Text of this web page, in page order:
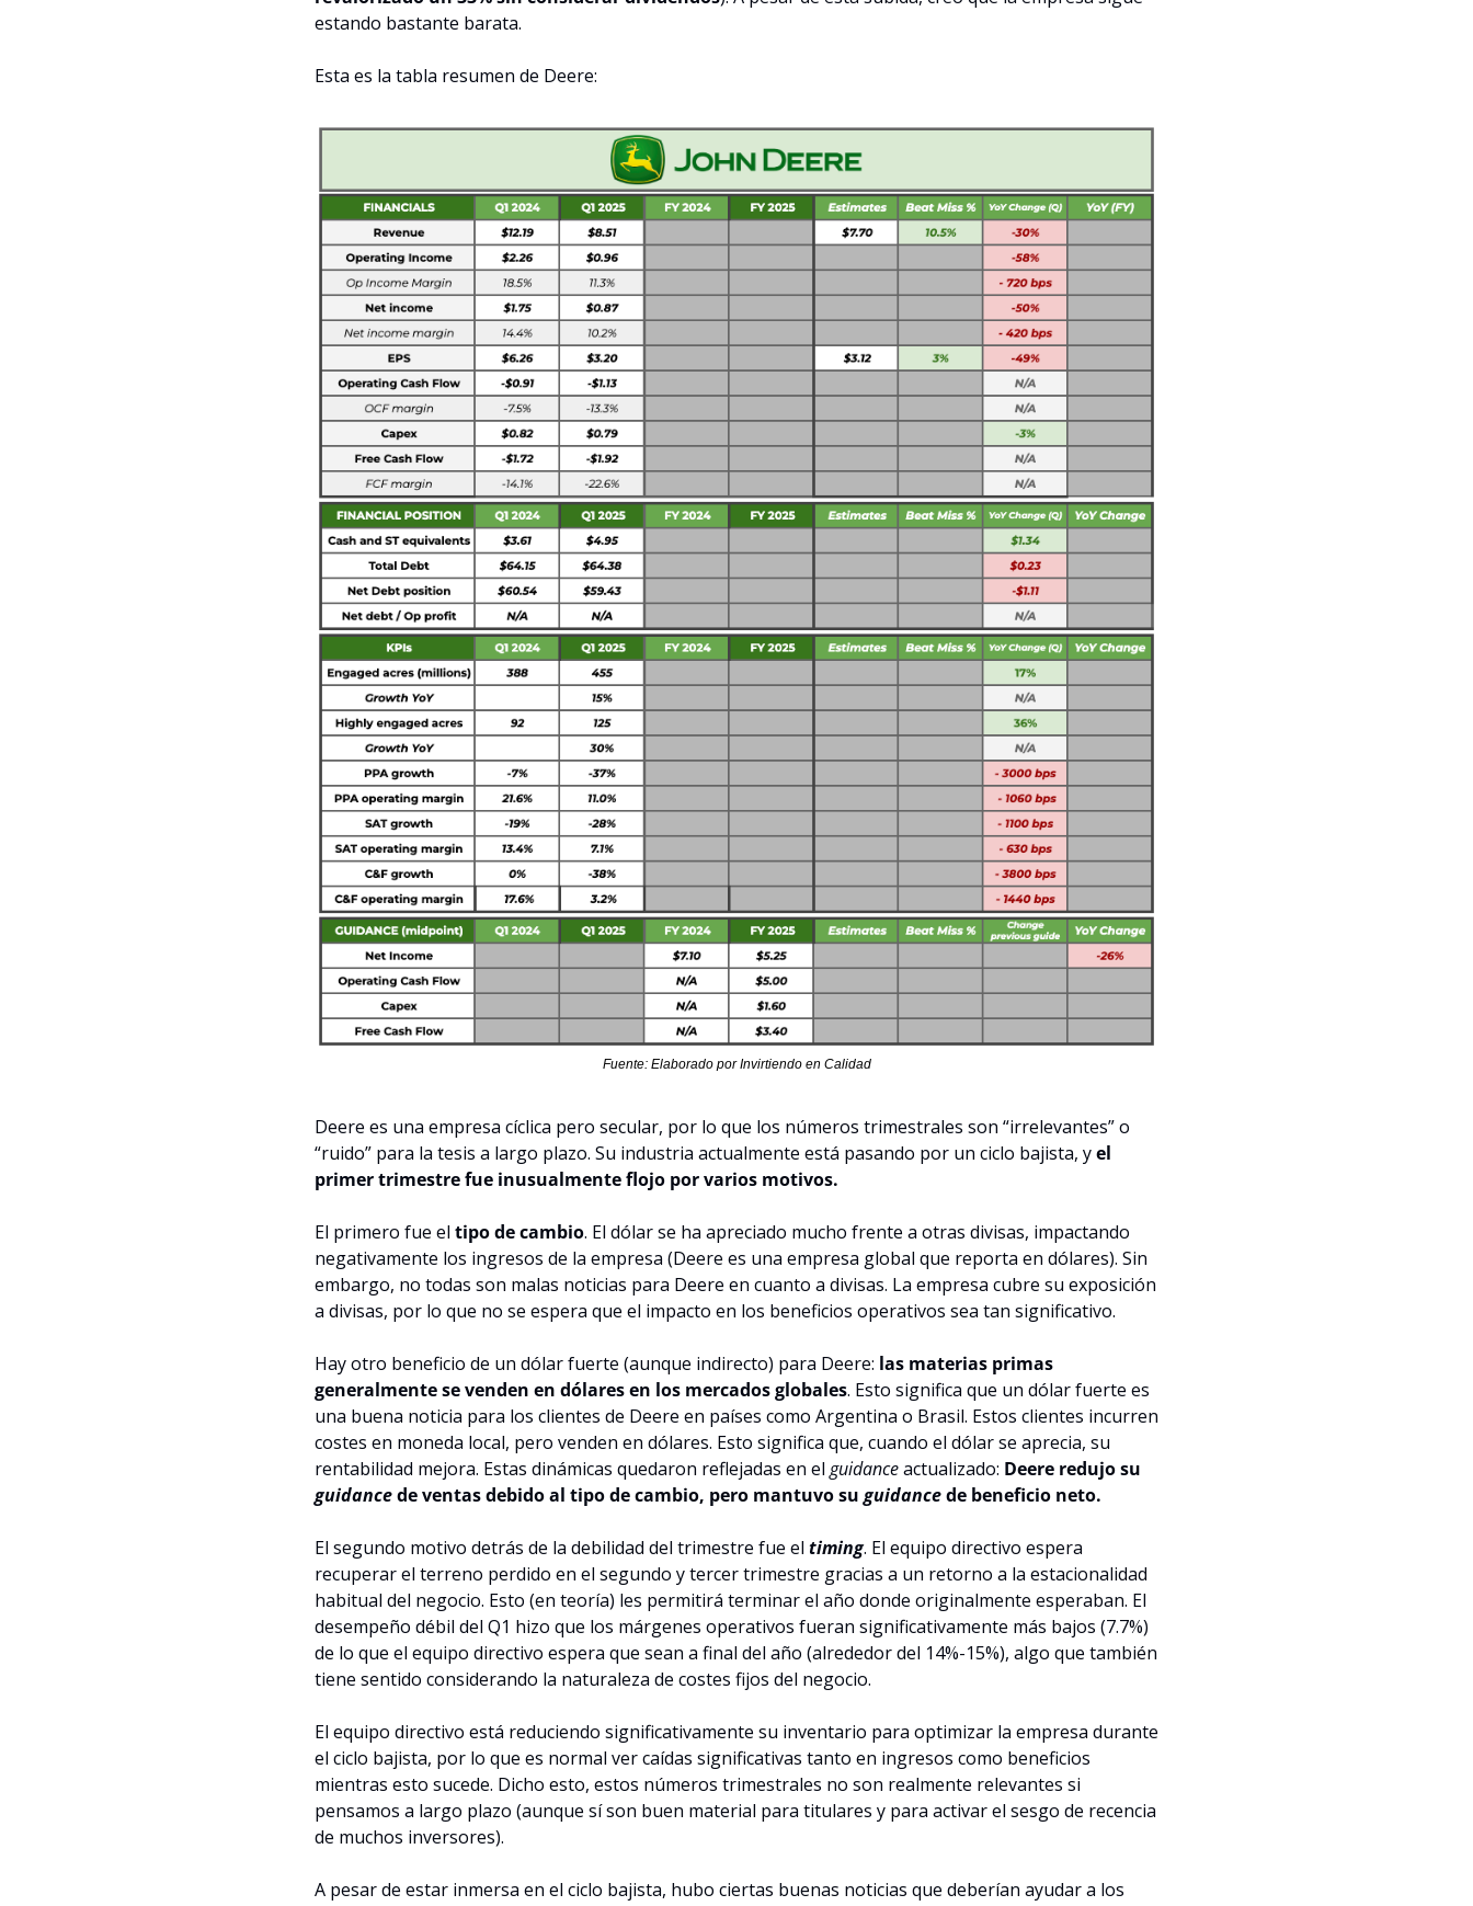
estando bastante barata.
Esta es la tabla resumen de Deere:
Fuente: Elaborado por Invirtiendo en Calidad
Deere es una empresa cíclica pero secular, por lo que los números trimestrales son “irrelevantes” o
“ruido” para la tesis a largo plazo. Su industria actualmente está pasando por un ciclo bajista, y el
primer trimestre fue inusualmente flojo por varios motivos.
El primero fue el tipo de cambio. El dólar se ha apreciado mucho frente a otras divisas, impactando
negativamente los ingresos de la empresa (Deere es una empresa global que reporta en dólares). Sin
embargo, no todas son malas noticias para Deere en cuanto a divisas. La empresa cubre su exposición
a divisas, por lo que no se espera que el impacto en los beneficios operativos sea tan significativo.
Hay otro beneficio de un dólar fuerte (aunque indirecto) para Deere: las materias primas
generalmente se venden en dólares en los mercados globales. Esto significa que un dólar fuerte es
una buena noticia para los clientes de Deere en países como Argentina o Brasil. Estos clientes incurren
costes en moneda local, pero venden en dólares. Esto significa que, cuando el dólar se aprecia, su
rentabilidad mejora. Estas dinámicas quedaron reflejadas en el guidance actualizado:
guidance de ventas debido al tipo de cambio, pero mantuvo su guidance de beneficio neto.
El segundo motivo detrás de la debilidad del trimestre fue el timing. El equipo directivo espera
recuperar el terreno perdido en el segundo y tercer trimestre gracias a un retorno a la estacionalidad
habitual del negocio. Esto (en teoría) les permitirá terminar el año donde originalmente esperaban. El
desempeño débil del Q1 hizo que los márgenes operativos fueran significativamente más bajos (7.7%)
de lo que el equipo directivo espera que sean a final del año (alrededor del 14%-15%), algo que también
tiene sentido considerando la naturaleza de costes fijos del negocio.
El equipo directivo está reduciendo significativamente su inventario para optimizar la empresa durante
el ciclo bajista, por lo que es normal ver caídas significativas tanto en ingresos como beneficios
mientras esto sucede. Dicho esto, estos números trimestrales no son realmente relevantes si
pensamos a largo plazo (aunque sí son buen material para titulares y para activar el sesgo de recencia
de muchos inversores).
A pesar de estar inmersa en el ciclo bajista, hubo ciertas buenas noticias que deberían ayudar a los